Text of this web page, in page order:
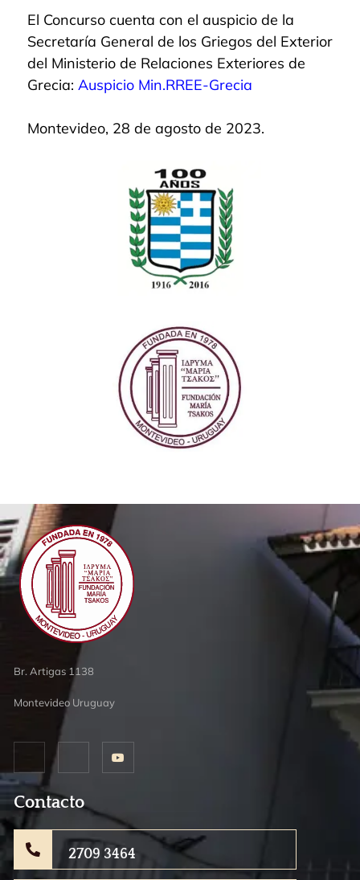
El Concurso cuenta con el auspicio de la
Secretaría General de los Griegos del Exterior
del Ministerio de Relaciones Exteriores de
Grecia: Auspicio Min.RREE-Grecia
Montevideo, 28 de agosto de 2023.
Br. Artigas 1138
Montevideo Uruguay
Contacto
2709 3464